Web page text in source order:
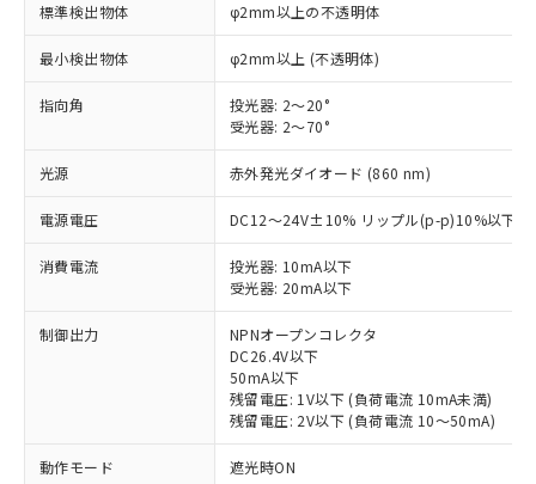
標準検出物体 φ2mm以上の不透明体
最小検出物体 φ2mm以上 (不透明体)
指向角
投光器: 2～20°
受光器: 2～70°
光源 赤外発光ダイオード (860 nm)
電源電圧 DC12～24V±10% リップル(p-p)10%以下
消費電流
投光器: 10mA以下
受光器: 20mA以下
制御出力
NPNオープンコレクタ
DC26.4V以下
50mA以下
残留電圧: 1V以下 (負荷電流 10mA未満)
残留電圧: 2V以下 (負荷電流 10～50mA)
動作モード 遮光時ON